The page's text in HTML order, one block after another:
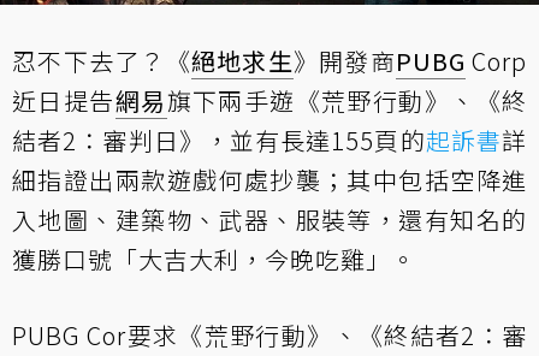
忍不下去了？《絕地求生》開發商PUBG Corp
近日提告網易旗下兩手遊《荒野行動》、《終
結者2：審判日》，並有長達155頁的起訴書詳
細指證出兩款遊戲何處抄襲；其中包括空降進
入地圖、建築物、武器、服裝等，還有知名的
獲勝口號「大吉大利，今晚吃雞」。
PUBG Cor要求《荒野行動》、《終結者2：審